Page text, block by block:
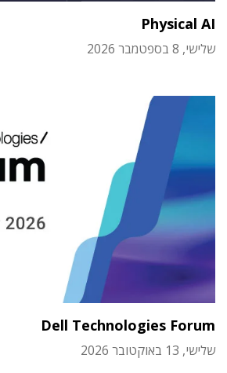
Physical AI
שלישי, 8 בספטמבר 2026
Dell Technologies Forum
שלישי, 13 באוקטובר 2026